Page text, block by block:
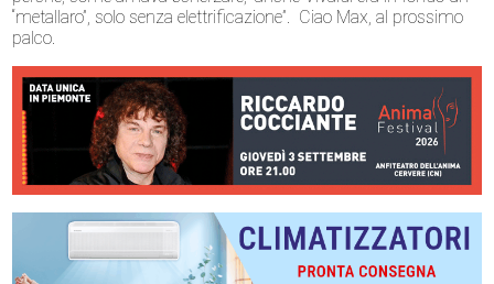
“metallaro”, solo senza elettrificazione”. Ciao Max, al prossimo
palco.